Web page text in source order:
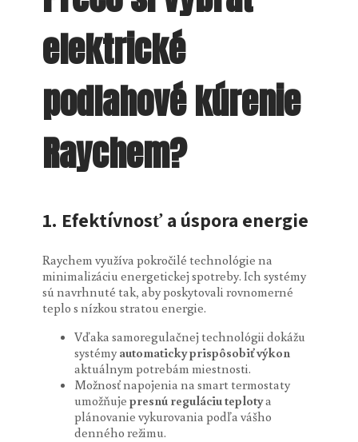
elektrické
podlahové kúrenie
Raychem?
1. Efektívnosť a úspora energie
Raychem využíva pokročilé technológie na
minimalizáciu energetickej spotreby. Ich systémy
sú navrhnuté tak, aby poskytovali rovnomerné
teplo s nízkou stratou energie.
Vďaka samoregulačnej technológii dokážu
systémy automaticky prispôsobiť výkon
aktuálnym potrebám miestnosti.
Možnosť napojenia na smart termostaty
umožňuje presnú reguláciu teplotya
plánovanie vykurovania podľa vášho
denného režimu.